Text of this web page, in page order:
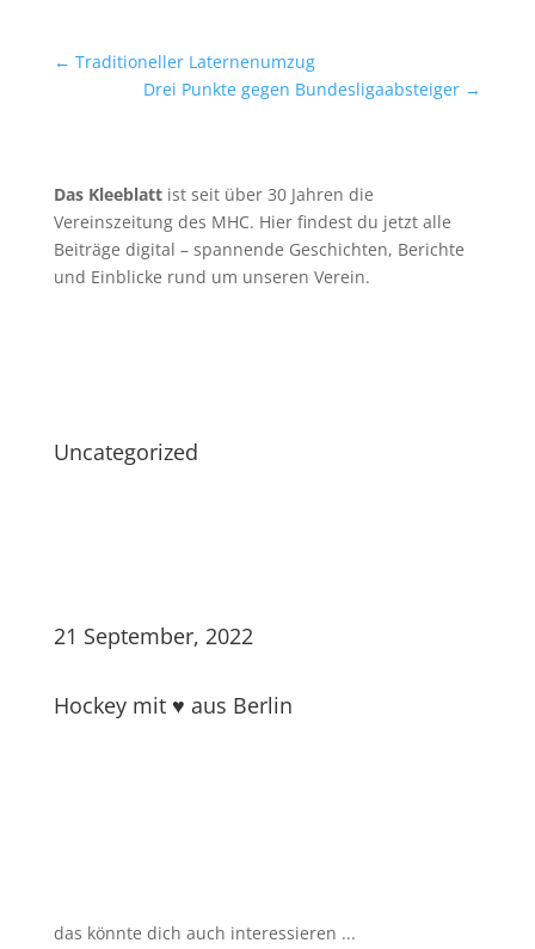
← Traditioneller Laternenumzug
Drei Punkte gegen Bundesligaabsteiger →
Das Kleeblattist seit über 30 Jahren die
Vereinszeitung des MHC. Hier findest du jetzt alle
Beiträge digital – spannende Geschichten, Berichte
und Einblicke rund um unseren Verein.
Uncategorized
21 September, 2022
Hockey mit ♥ aus Berlin
das könnte dich auch interessieren ...